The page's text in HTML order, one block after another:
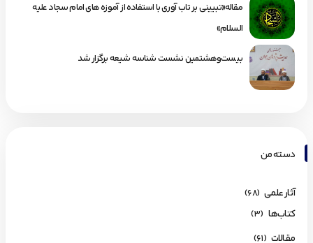
مقاله«تبیینی بر تاب آوری با استفاده از آموزه های امام سجاد علیه
السلام»
بیست‌وهشتمین نشست شناسه شیعه برگزار شد
دسته من
آثار علمی (68)
کتاب‌ها (3)
مقالات (61)